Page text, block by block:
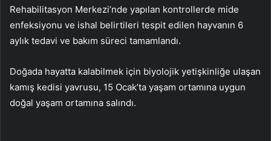
Rehabilitasyon Merkezi’nde yapılan kontrollerde mide
enfeksiyonu ve ishal belirtileri tespit edilen hayvanın 6
aylık tedavi ve bakım süreci tamamlandı.
Doğada hayatta kalabilmek için biyolojik yetişkinliğe ulaşan
kamış kedisi yavrusu, 15 Ocak’ta yaşam ortamına uygun
doğal yaşam ortamına salındı.